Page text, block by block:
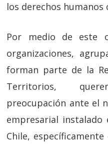
los derechos humanos
Por medio de este
organizaciones,
forman parte de la
Territorios,
preocupación ante el
empresarial
Chile,